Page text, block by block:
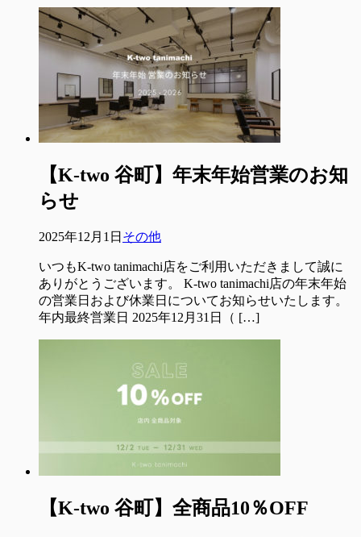
【K-two 谷町】年末年始営業のお知
らせ
2025年12月1日 その他
いつもK-two tanimachi店をご利用いただきまして誠に
ありがとうございます。 K-two tanimachi店の年末年始
の営業日および休業日についてお知らせいたします。
年内最終営業日 2025年12月31日（ […]
【K-two 谷町】全商品10％OFF